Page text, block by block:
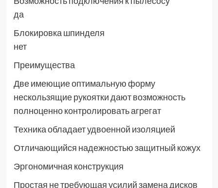
да
Блокировка шпинделя
нет
Преимущества
Две имеющие оптимальную форму
нескользящие рукоятки дают возможность
полноценно контролировать агрегат
Техника обладает удвоенной изоляцией
Отличающийся надежностью защитный кожух
Эргономичная конструкция
Простая не требующая усилий замена дисков